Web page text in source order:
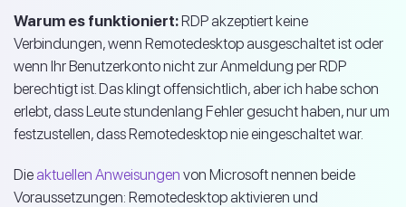
Warum es funktioniert:RDP akzeptiert keine
Verbindungen, wenn Remotedesktop ausgeschaltet ist oder
wenn Ihr Benutzerkonto nicht zur Anmeldung per RDP
berechtigt ist. Das klingt offensichtlich, aber ich habe schon
erlebt, dass Leute stundenlang Fehler gesucht haben, nur um
festzustellen, dass Remotedesktop nie eingeschaltet war.
Die aktuellen Anweisungen von Microsoft nennen beide
Voraussetzungen: Remotedesktop aktivieren und